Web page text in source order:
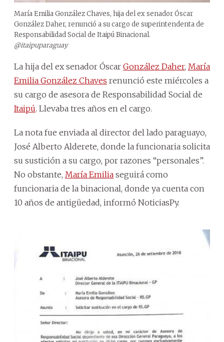
María Emilia González Chaves, hija del ex senador Óscar
González Daher, renunció a su cargo de superintendenta de
Responsabilidad Social de Itaipú Binacional.
@itaipuparaguay
La hija del ex senador Óscar González Daher, María
Emilia González Chaves renunció este miércoles a
su cargo de asesora de Responsabilidad Social de
Itaipú. Llevaba tres años en el cargo.
La nota fue enviada al director del lado paraguayo,
José Alberto Alderete, donde la funcionaria solicita
su sustición a su cargo, por razones “personales”.
No obstante, María Emilia seguirá como
funcionaria de la binacional, donde ya cuenta con
10 años de antigüedad, informó NoticiasPy.